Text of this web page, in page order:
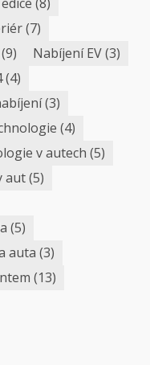
(8)
(7)
(9) Nabíjení EV(3)
(4)
(3)
(4)
v autech (5)
aut(5)
(5)
auta (3)
(13)